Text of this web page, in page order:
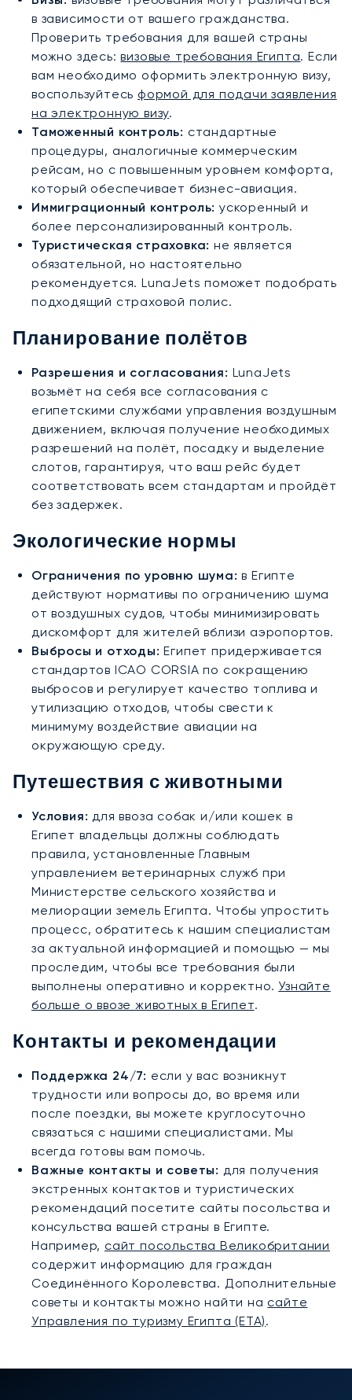
в зависимости от вашего гражданства.
Проверить требования для вашей страны
можно здесь:визовые требования Египта. Если
вам необходимо оформить электронную визу,
воспользуйтесь формой для подачи заявления
на электронную визу.
Таможенный контроль: стандартные
процедуры, аналогичные коммерческим
рейсам, но с повышенным уровнем комфорта,
который обеспечивает бизнес-авиация.
Иммиграционный контроль: ускоренный и
более персонализированный контроль.
Туристическая страховка: не является
обязательной, но настоятельно
рекомендуется. LunaJets поможет подобрать
подходящий страховой полис.
Планирование полётов
Разрешения и согласования: LunaJets
возьмёт на себя все согласования с
египетскими службами управления воздушным
движением, включая получение необходимых
разрешений на полёт, посадку и выделение
слотов, гарантируя, что ваш рейс будет
соответствовать всем стандартам и пройдёт
без задержек.
Экологические нормы
Ограничения по уровню шума: в Египте
действуют нормативы по ограничению шума
от воздушных судов, чтобы минимизировать
дискомфорт для жителей вблизи аэропортов.
Выбросы и отходы: Египет придерживается
стандартов ICAO CORSIA по сокращению
выбросов и регулирует качество топлива и
утилизацию отходов, чтобы свести к
минимуму воздействие авиации на
окружающую среду.
Путешествия с животными
Условия: для ввоза собак и/или кошек в
Египет владельцы должны соблюдать
правила, установленные Главным
управлением ветеринарных служб при
Министерстве сельского хозяйства и
мелиорации земель Египта. Чтобы упростить
процесс, обратитесь к нашим специалистам
за актуальной информацией и помощью — мы
проследим, чтобы все требования были
выполнены оперативно и корректно. Узнайте
больше о ввозе животных в Египет.
Контакты и рекомендации
Поддержка 24/7: если у вас возникнут
трудности или вопросы до, во время или
после поездки, вы можете круглосуточно
связаться с нашими специалистами. Мы
всегда готовы вам помочь.
Важные контакты и советы: для получения
экстренных контактов и туристических
рекомендаций посетите сайты посольства и
консульства вашей страны в Египте.
Например, сайт посольства Великобритании
содержит информацию для граждан
Соединённого Королевства. Дополнительные
советы и контакты можно найти на сайте
Управления по туризму Египта (ETA).